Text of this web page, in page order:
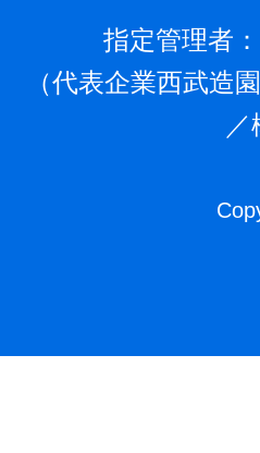
指定管理者
（代表企業⻄武造